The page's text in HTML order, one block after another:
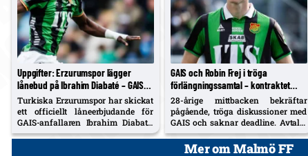
Uppgifter: Erzurumspor lägger
lånebud på Ibrahim Diabaté – GAIS-
anfallaren under kontrakt till 2028
Turkiska Erzurumspor har skickat
ett officiellt låneerbjudande för
GAIS-anfallaren Ibrahim Diabaté,
26. GAIS sitter på avtal till 2028;
GAIS och Robin Frej i tröga
förlängningssamtal – kontraktet
gäller året ut
28-årige mittbacken bekräftar
pågående, tröga diskussioner med
GAIS och saknar deadline. Avtalet
löper ut vid årsskiftet; i fjol
noterades han för 26 matcher och
Mer om Malmö FF